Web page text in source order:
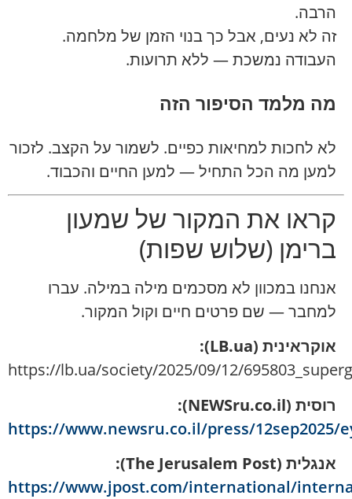
הרבה.
זה לא נעים, אבל כך בנוי הזמן של מלחמה.
העבודה נמשכת — ללא תרועות.
מה מלמד הסיפור הזה
לא לחכות למחיאות כפיים. לשמור על הקצב. לזכור
למען מה הכל התחיל — למען החיים והכבוד.
קראו את המקור של שמעון
ברימן (שלוש שפות)
אנחנו במכוון לא מסכמים מילה במילה. עברו
למחבר — שם פרטים חיים וקול המקור.
אוקראינית (LB.ua):
https://lb.ua/society/2025/09/12/
רוסית (NEWSru.co.il):
https://www.newsru.co.il/press/12sep2025/
אנגלית (The Jerusalem Post):
https://www.jpost.com/international/